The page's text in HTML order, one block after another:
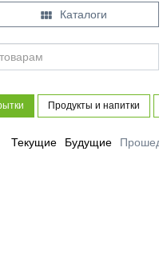
 Каталоги
Продукты и напитки
Текущие Будущие